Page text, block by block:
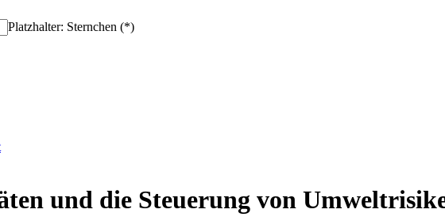
Platzhalter: Sternchen (*)
und die Steuerung von